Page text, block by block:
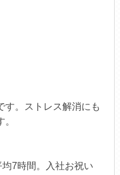
す。ストレス解消にも
7時間。入社お祝い